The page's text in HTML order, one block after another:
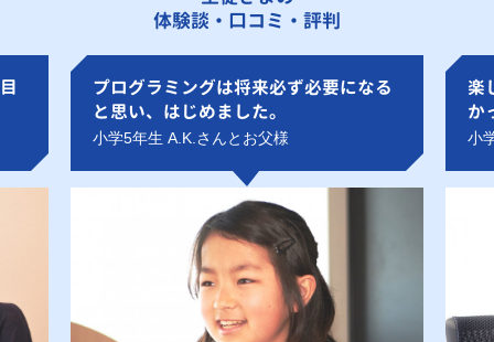
体験談・口コミ・評判
プログラミングは将来必ず必要になる
と思い、はじめました。
小学5年生 A.K.さんとお父様
楽
か
小